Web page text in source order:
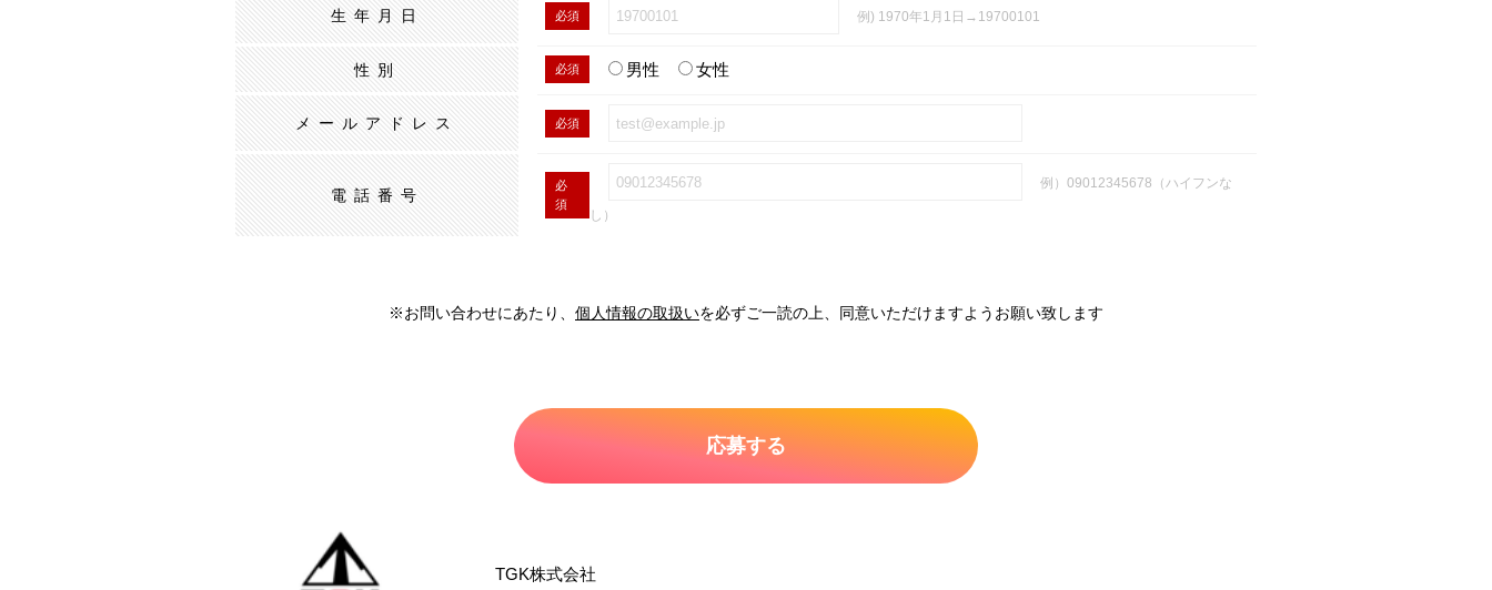
生年月日 必須 例) 1970年1月1日→19700101
性別 必須 男性 女性
メールアドレス 必須
電話番号
必
須
例）09012345678（ハイフンな
し）
※お問い合わせにあたり、 個人情報の取扱いを必ずご一読の上、同意いただけますようお願い致します
TGK株式会社